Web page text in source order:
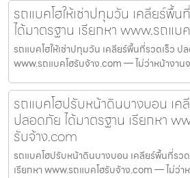
รถแบคโฮให้เช่าปทุมวัน เคลียร์พื้
ได้มาตรฐาน เรียกหา www.รถแบ
รถแบคโฮให้เช่าปทุมวัน เคลียร์พื้นที่รวดเร็ว ป
www.รถแบคโฮรับจ้าง.com — ไม่ว่าหน้างาน
รถแบคโฮปรับหน้าดินบางบอน เค
ปลอดภัย ได้มาตรฐาน เรียกหา
รับจ้าง.com
รถแบคโฮปรับหน้าดินบางบอน เคลียร์พื้นที่รว
เรียกหา www.รถแบคโฮรับจ้าง.com — ไม่ว่า